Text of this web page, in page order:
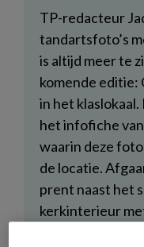
TP-redacteur
tandartsfoto’s
is altijd meer te
komende
in het
het infofiche
waarin deze
de locatie.
prent naast het
kerkinterieur